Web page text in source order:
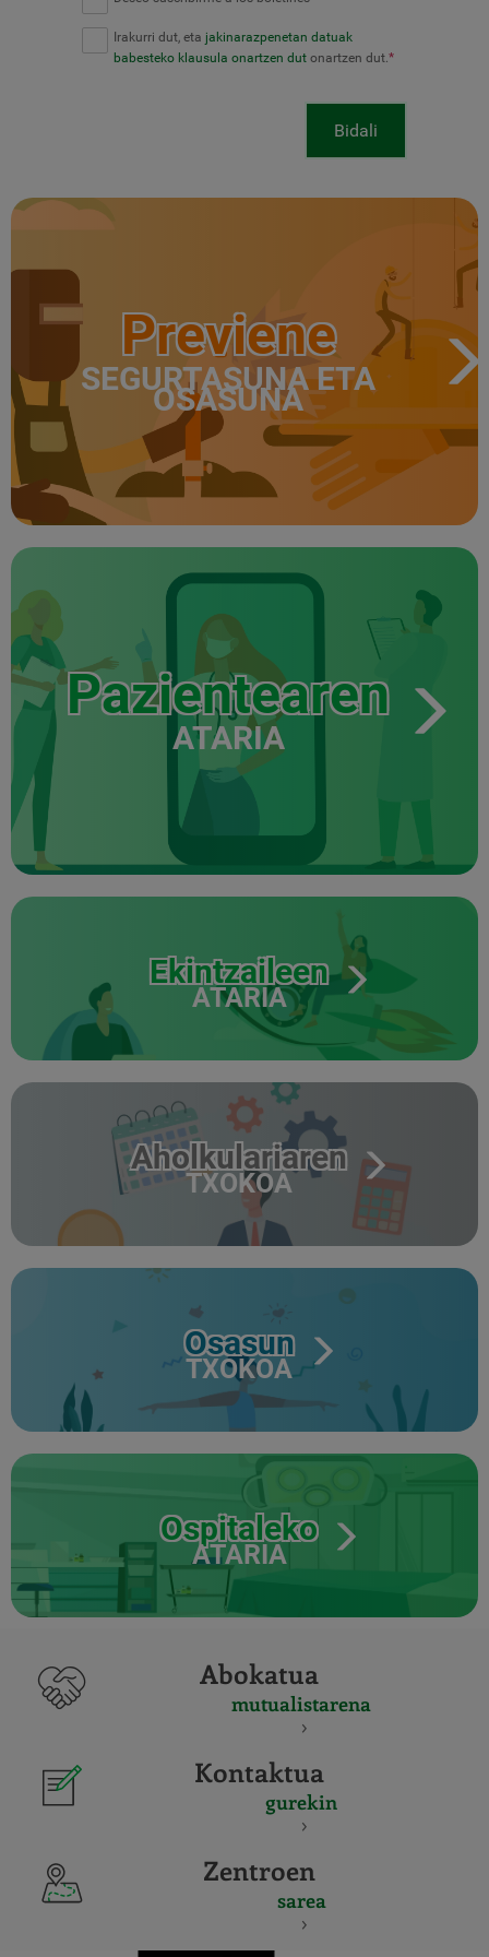
Irakurri dut, eta jakinarazpenetan datuak
babesteko klausula onartzen dut onartzen dut.*
Bidali
Previene
SEGURTASUNA ETA
OSASUNA
Pazientearen
ATARIA
Ekintzaileen
ATARIA
Aholkulariaren
TXOKOA
Osasun
TXOKOA
Ospitaleko
ATARIA
Abokatua
mutualistarena
Kontaktua
gurekin
Zentroen
sarea